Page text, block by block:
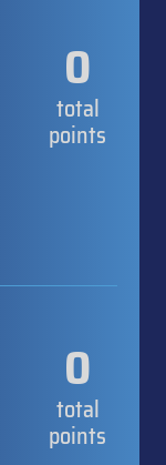
0
total
points
0
total
points